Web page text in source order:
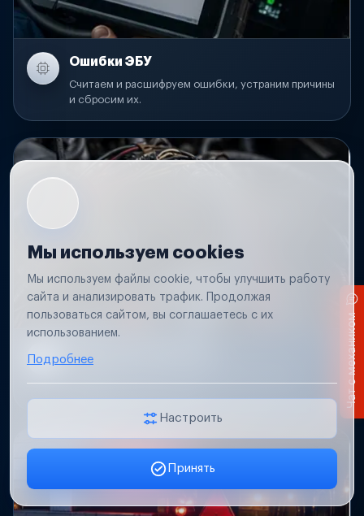
Ошибки ЭБУ
Считаем и расшифруем ошибки, устраним причины
и сбросим их.
Короткое замыкание
Мы используем cookies
Мы используем файлы cookie, чтобы улучшить работу
сайта и анализировать трафик. Продолжая
пользоваться сайтом, вы соглашаетесь с их
использованием.
Подробнее
Настроить
Принять
Чат с механиком